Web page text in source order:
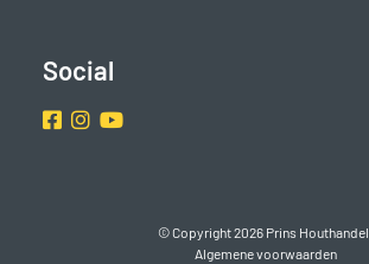
Social
Facebook
Instragram
Youtube
© Copyright 2026 Prins Houthandel
Algemene voorwaarden